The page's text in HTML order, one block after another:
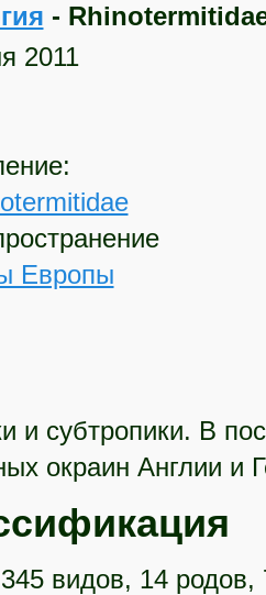
-
2011
Европы
и субтропики. В
окраин Англии и
видов, 14 родов,